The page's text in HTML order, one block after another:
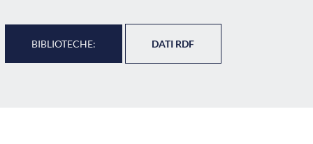
BIBLIOTECHE: DATI RDF